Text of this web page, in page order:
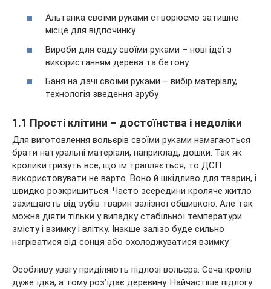
Альтанка своїми руками створюємо затишне
місце для відпочинку
Вироби для саду своїми руками – нові ідеї з
використанням дерева та бетону
Баня на дачі своїми руками – вибір матеріалу,
технологія зведення зрубу
1.1 Прості клітини – достоїнства і недоліки
Для виготовлення вольєрів своїми руками намагаються
брати натуральні матеріали, наприклад, дошки. Так як
кролики гризуть все, що їм трапляється, то ДСП
використовувати не варто. Воно й шкідливо для тварин, і
швидко розкришиться. Часто зсередини кроляче житло
захищають від зубів тварин залізної обшивкою. Але так
можна діяти тільки у випадку стабільної температури
змісту і взимку і влітку. Інакше залізо буде сильно
нагріватися від сонця або охолоджуватися взимку.
Особливу увагу приділяють підлозі вольєра. Сеча кролів
дуже їдка, а тому роз’їдає деревину. Найчастіше підлогу